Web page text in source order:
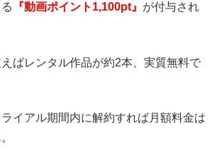
『動画ポイント1,100pt』 が付与され
ばレンタル作品が約2本、実質無料で
イアル期間内に解約すれば月額料金は